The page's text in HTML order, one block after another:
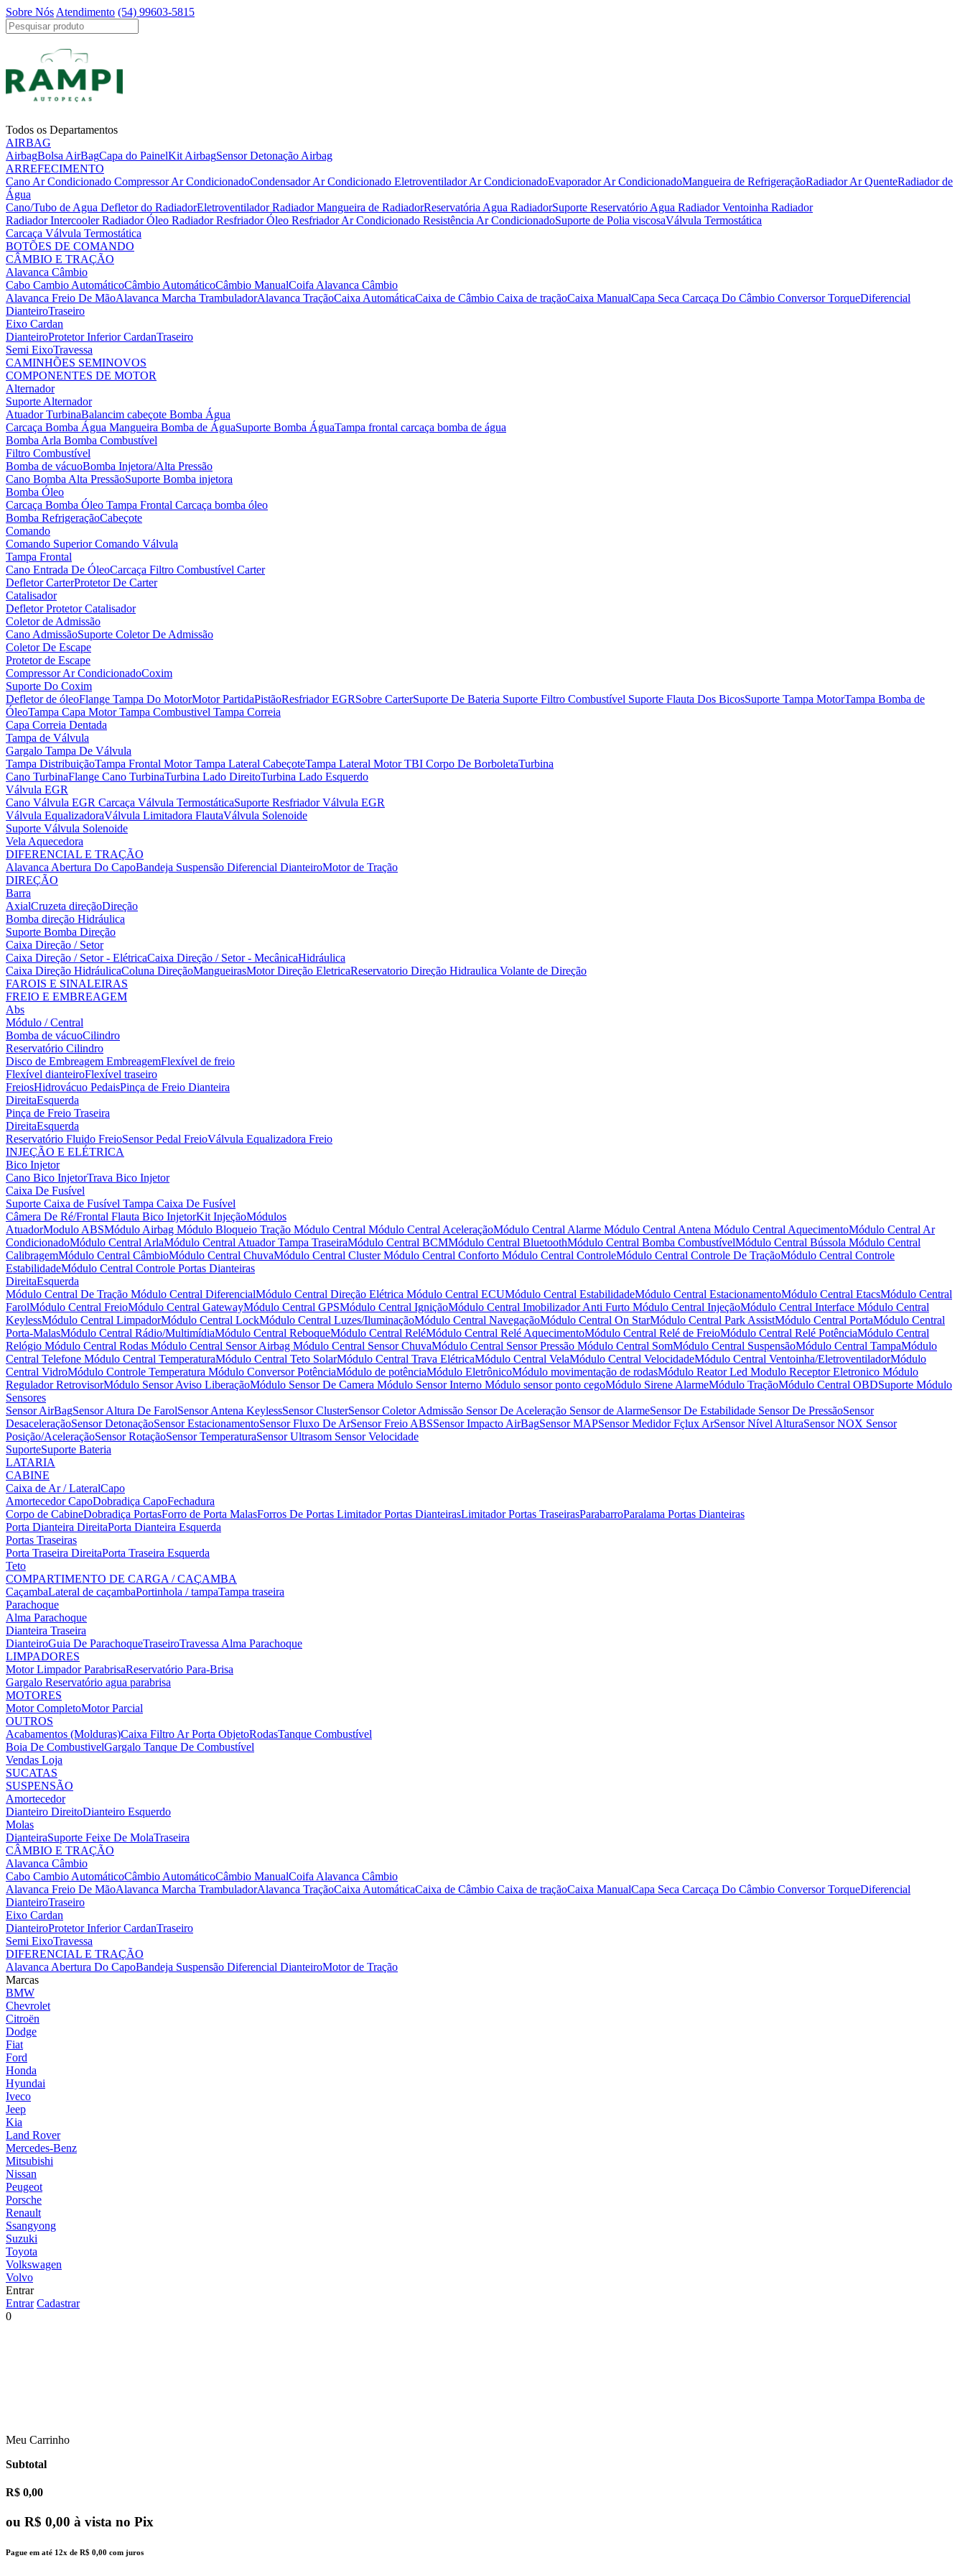
Sobre Nós Atendimento (54) 99603-5815
Todos os Departamentos
AIRBAG
AirbagBolsa AirBagCapa do PainelKit AirbagSensor Detonação Airbag
ARREFECIMENTO
Cano Ar Condicionado Compressor Ar CondicionadoCondensador Ar Condicionado Eletroventilador Ar CondicionadoEvaporador Ar CondicionadoMangueira de RefrigeraçãoRadiador Ar QuenteRadiador de
Água
Cano/Tubo de Agua Defletor do RadiadorEletroventilador RadiadorMangueira de RadiadorReservatória Agua RadiadorSuporte Reservatório Agua RadiadorVentoinha Radiador
Radiador IntercoolerRadiador Óleo Radiador Resfriador Óleo Resfriador Ar Condicionado Resistência Ar CondicionadoSuporte de Polia viscosaVálvula Termostática
Carcaça Válvula Termostática
BOTÕES DE COMANDO
CÂMBIO E TRAÇÃO
Alavanca Câmbio
Cabo Cambio AutomáticoCâmbio AutomáticoCâmbio ManualCoifa Alavanca Câmbio
Alavanca Freio De MãoAlavanca Marcha TrambuladorAlavanca TraçãoCaixa AutomáticaCaixa de Câmbio Caixa de traçãoCaixa ManualCapa Seca Carcaça Do Câmbio Conversor TorqueDiferencial
DianteiroTraseiro
Eixo Cardan
DianteiroProtetor Inferior CardanTraseiro
Semi EixoTravessa
CAMINHÕES SEMINOVOS
COMPONENTES DE MOTOR
Alternador
Suporte Alternador
Atuador TurbinaBalancim cabeçote Bomba Água
Carcaça Bomba Água Mangueira Bomba de ÁguaSuporte Bomba ÁguaTampa frontal carcaça bomba de água
Bomba Arla Bomba Combustível
Filtro Combustível
Bomba de vácuoBomba Injetora/Alta Pressão
Cano Bomba Alta PressãoSuporte Bomba injetora
Bomba Óleo
Carcaça Bomba Óleo Tampa Frontal Carcaça bomba óleo
Bomba RefrigeraçãoCabeçote
Comando
Comando SuperiorComando Válvula
Tampa Frontal
Cano Entrada De ÓleoCarcaça Filtro Combustível Carter
Defletor CarterProtetor De Carter
Catalisador
Defletor Protetor Catalisador
Coletor de Admissão
Cano AdmissãoSuporte Coletor De Admissão
Coletor De Escape
Protetor de Escape
Compressor Ar CondicionadoCoxim
Suporte Do Coxim
Defletor de óleoFlange Tampa Do MotorMotor PartidaPistãoResfriador EGRSobre CarterSuporte De Bateria Suporte Filtro Combustível Suporte Flauta Dos BicosSuporte Tampa MotorTampa Bomba de
ÓleoTampa Capa MotorTampa Combustivel Tampa Correia
Capa Correia Dentada
Tampa de Válvula
Gargalo Tampa De Válvula
Tampa DistribuiçãoTampa Frontal MotorTampa Lateral CabeçoteTampa Lateral MotorTBI Corpo De BorboletaTurbina
Cano TurbinaFlange Cano TurbinaTurbina Lado DireitoTurbina Lado Esquerdo
Válvula EGR
Cano Válvula EGR Carcaça Válvula TermostáticaSuporte Resfriador Válvula EGR
Válvula EqualizadoraVálvula Limitadora FlautaVálvula Solenoide
Suporte Válvula Solenoide
Vela Aquecedora
DIFERENCIAL E TRAÇÃO
Alavanca Abertura Do CapoBandeja Suspensão Diferencial DianteiroMotor de Tração
DIREÇÃO
Barra
AxialCruzeta direçãoDireção
Bomba direção Hidráulica
Suporte Bomba Direção
Caixa Direção / Setor
Caixa Direção / Setor - ElétricaCaixa Direção / Setor - MecânicaHidráulica
Caixa Direção HidráulicaColuna DireçãoMangueirasMotor Direção EletricaReservatorio Direção Hidraulica Volante de Direção
FAROIS E SINALEIRAS
FREIO E EMBREAGEM
Abs
Módulo / Central
Bomba de vácuoCilindro
Reservatório Cilindro
Disco de Embreagem EmbreagemFlexível de freio
Flexível dianteiroFlexível traseiro
FreiosHidrovácuo PedaisPinça de Freio Dianteira
DireitaEsquerda
Pinça de Freio Traseira
DireitaEsquerda
Reservatório Fluido FreioSensor Pedal FreioVálvula Equalizadora Freio
INJEÇÃO E ELÉTRICA
Bico Injetor
Cano Bico InjetorTrava Bico Injetor
Caixa De Fusível
Suporte Caixa de Fusível Tampa Caixa De Fusível
Câmera De Ré/Frontal Flauta Bico InjetorKit InjeçãoMódulos
AtuadorModulo ABSMódulo Airbag Módulo Bloqueio Tração Módulo Central Módulo Central AceleraçãoMódulo Central Alarme Módulo Central Antena Módulo Central AquecimentoMódulo Central Ar
CondicionadoMódulo Central ArlaMódulo Central Atuador Tampa TraseiraMódulo Central BCMMódulo Central BluetoothMódulo Central Bomba CombustívelMódulo Central Bússola Módulo Central
CalibragemMódulo Central CâmbioMódulo Central ChuvaMódulo Central ClusterMódulo Central Conforto Módulo Central ControleMódulo Central Controle De TraçãoMódulo Central Controle
EstabilidadeMódulo Central Controle Portas Dianteiras
DireitaEsquerda
Módulo Central De Tração Módulo Central DiferencialMódulo Central Direção Elétrica Módulo Central ECUMódulo Central EstabilidadeMódulo Central EstacionamentoMódulo Central EtacsMódulo Central
FarolMódulo Central FreioMódulo Central GatewayMódulo Central GPSMódulo Central IgniçãoMódulo Central Imobilizador Anti Furto Módulo Central InjeçãoMódulo Central Interface Módulo Central
KeylessMódulo Central LimpadorMódulo Central LockMódulo Central Luzes/IluminaçãoMódulo Central NavegaçãoMódulo Central On StarMódulo Central Park AssistMódulo Central PortaMódulo Central
Porta-MalasMódulo Central Rádio/MultimídiaMódulo Central ReboqueMódulo Central ReléMódulo Central Relé AquecimentoMódulo Central Relé de FreioMódulo Central Relé PotênciaMódulo Central
Relógio Módulo Central Rodas Módulo Central Sensor Airbag Módulo Central Sensor ChuvaMódulo Central Sensor Pressão Módulo Central SomMódulo Central SuspensãoMódulo Central TampaMódulo
Central Telefone Módulo Central TemperaturaMódulo Central Teto SolarMódulo Central Trava ElétricaMódulo Central VelaMódulo Central VelocidadeMódulo Central Ventoinha/EletroventiladorMódulo
Central VidroMódulo Controle Temperatura Módulo Conversor PotênciaMódulo de potênciaMódulo EletrônicoMódulo movimentação de rodasMódulo Reator Led Modulo Receptor Eletronico Módulo
Regulador RetrovisorMódulo Sensor Aviso LiberaçãoMódulo Sensor De Camera Módulo Sensor Interno Módulo sensor ponto cegoMódulo Sirene AlarmeMódulo TraçãoMódulo Central OBDSuporte Módulo
Sensores
Sensor AirBagSensor Altura De FarolSensor Antena KeylessSensor ClusterSensor Coletor Admissão Sensor De Aceleração Sensor de AlarmeSensor De Estabilidade Sensor De PressãoSensor
DesaceleraçãoSensor DetonaçãoSensor EstacionamentoSensor Fluxo De ArSensor Freio ABSSensor Impacto AirBagSensor MAPSensor Medidor Fçlux ArSensor Nível AlturaSensor NOX Sensor
Posição/AceleraçãoSensor RotaçãoSensor TemperaturaSensor Ultrasom Sensor Velocidade
SuporteSuporte Bateria
LATARIA
CABINE
Caixa de Ar / LateralCapo
Amortecedor CapoDobradiça CapoFechadura
Corpo de CabineDobradiça PortasForro de Porta MalasForros De Portas Limitador Portas DianteirasLimitador Portas TraseirasParabarroParalama Portas Dianteiras
Porta Dianteira DireitaPorta Dianteira Esquerda
Portas Traseiras
Porta Traseira DireitaPorta Traseira Esquerda
Teto
COMPARTIMENTO DE CARGA / CAÇAMBA
CaçambaLateral de caçambaPortinhola / tampaTampa traseira
Parachoque
Alma Parachoque
Dianteira Traseira
DianteiroGuia De ParachoqueTraseiroTravessa Alma Parachoque
LIMPADORES
Motor Limpador ParabrisaReservatório Para-Brisa
Gargalo Reservatório agua parabrisa
MOTORES
Motor CompletoMotor Parcial
OUTROS
Acabamentos (Molduras)Caixa Filtro ArPorta ObjetoRodasTanque Combustível
Boia De CombustivelGargalo Tanque De Combustível
Vendas Loja
SUCATAS
SUSPENSÃO
Amortecedor
Dianteiro DireitoDianteiro Esquerdo
Molas
DianteiraSuporte Feixe De MolaTraseira
CÂMBIO E TRAÇÃO
Alavanca Câmbio
Cabo Cambio AutomáticoCâmbio AutomáticoCâmbio ManualCoifa Alavanca Câmbio
Alavanca Freio De MãoAlavanca Marcha TrambuladorAlavanca TraçãoCaixa AutomáticaCaixa de Câmbio Caixa de traçãoCaixa ManualCapa Seca Carcaça Do Câmbio Conversor TorqueDiferencial
DianteiroTraseiro
Eixo Cardan
DianteiroProtetor Inferior CardanTraseiro
Semi EixoTravessa
DIFERENCIAL E TRAÇÃO
Alavanca Abertura Do CapoBandeja Suspensão Diferencial DianteiroMotor de Tração
Marcas
BMW
Chevrolet
Citroën
Dodge
Fiat
Ford
Honda
Hyundai
Iveco
Jeep
Kia
Land Rover
Mercedes-Benz
Mitsubishi
Nissan
Peugeot
Porsche
Renault
Ssangyong
Suzuki
Toyota
Volkswagen
Volvo
Entrar
Entrar Cadastrar
0
Meu Carrinho
Subtotal
R$ 0,00
ou R$ 0,00 à vista no Pix
Pague em até 12x de R$ 0,00 com juros